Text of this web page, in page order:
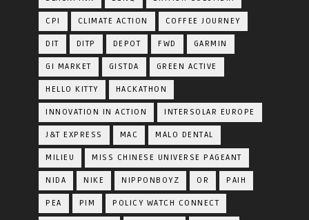
CPI CLIMATE ACTION COFFEE JOURNEY
DIT DITP DEPOT FWD GARMIN
GI MARKET GISTDA GREEN ACTIVE
HELLO KITTY HACKATHON
INNOVATION IN ACTION INTERSOLAR EUROPE
J&T EXPRESS MAC MALO DENTAL
MILIEU MISS CHINESE UNIVERSE PAGEANT
NIDA NIKE NIPPONBOYZ OR PAIH
PEA PIM POLICY WATCH CONNECT